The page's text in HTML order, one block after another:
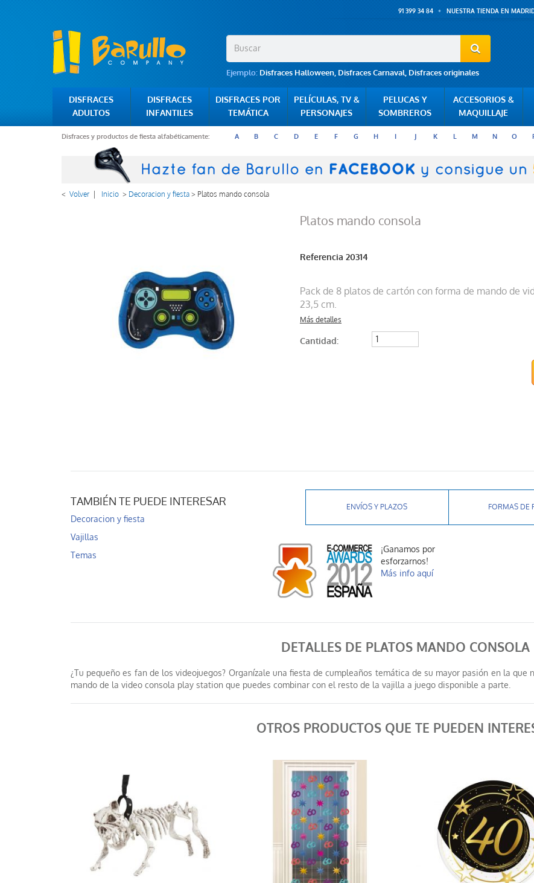
91 399 34 84 NUESTRA TIENDA EN
Ejemplo: Disfraces Halloween, Disfraces Carnaval, Disfraces originales
DISFRACES
ADULTOS
DISFRACES
INFANTILES
DISFRACES POR
TEMÁTICA
PELÍCULAS, TV &
PERSONAJES
PELUCAS Y
SOMBREROS
ACCESORIOS &
MAQUILLAJE
Disfraces y productos de fiesta alfabéticamente: A B C D E F G H I J K L M N O
< Volver Inicio > Decoracion y fiesta> Platos mando consola
Platos mando consola
Referencia 20314
Pack de 8 platos de cartón con forma de mando de
23,5 cm.
Más detalles
Cantidad:
TAMBIÉN TE PUEDE INTERESAR
Decoracion y fiesta
Vajillas
Temas
ENVÍOS Y PLAZOS FORMAS DE
¡Ganamos por
esforzarnos!
Más info aquí
DETALLES DE PLATOS MANDO CONSOLA
¿Tu pequeño es fan de los videojuegos? Organízale una fiesta de cumpleaños temática de su mayor pasión en la
mando de la video consola play station que puedes combinar con el resto de la vajilla a juego disponible a parte.
OTROS PRODUCTOS QUE TE PUEDEN